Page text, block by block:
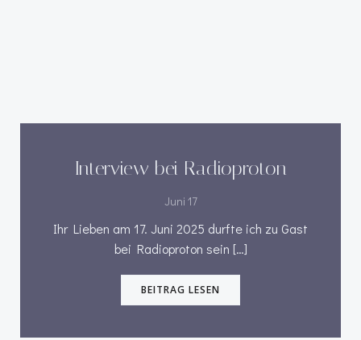
Interview bei Radioproton
Juni 17
Ihr Lieben am 17. Juni 2025 durfte ich zu Gast
bei Radioproton sein […]
BEITRAG LESEN